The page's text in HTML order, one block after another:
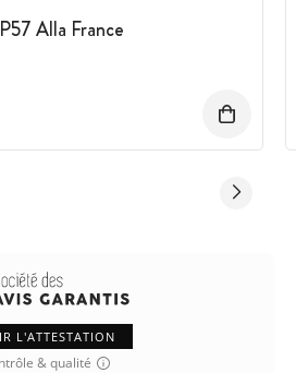
Alla France
:
L'ATTESTATION
& qualité